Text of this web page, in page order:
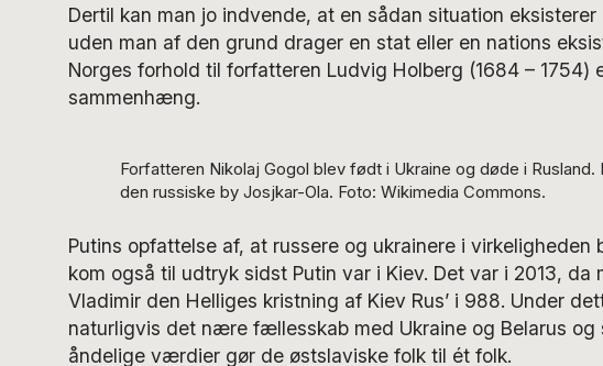
Dertil kan man jo indvende, at en sådan situation
uden man af den grund drager en stat eller en nations
Norges forhold til forfatteren Ludvig Holberg (1684 – 1754)
sammenhæng.
Forfatteren Nikolaj Gogol blev født i Ukraine og døde i Rusland.
den russiske by Josjkar-Ola. Foto: Wikimedia Commons.
Putins opfattelse af, at russere og ukrainere i virkeligheden
kom også til udtryk sidst Putin var i Kiev. Det var i 2013, da
Vladimir den Helliges kristning af Kiev Rus’ i 988. Under
naturligvis det nære fællesskab med Ukraine og Belarus
åndelige værdier gør de østslaviske folk til ét folk.